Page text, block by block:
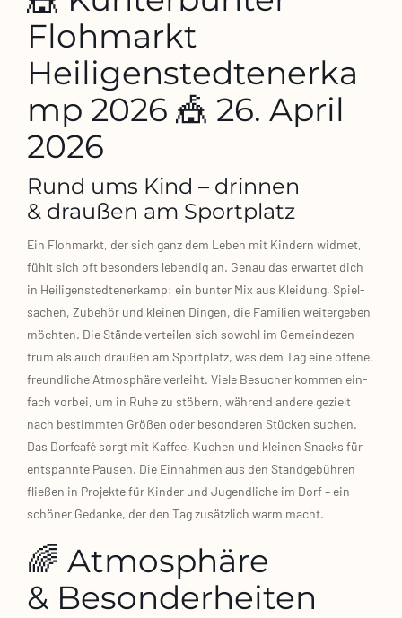
Flohmarkt
Heiligenstedtenerka
mp 2026 🎪 26. April
2026
Rund ums Kind – drinnen
& draußen am Sportplatz
Ein Floh­markt, der sich ganz dem Leben mit Kin­dern wid­met,
fühlt sich oft beson­ders leben­dig an. Genau das erwar­tet dich
in Hei­li­gen­sted­ten­er­kamp: ein bun­ter Mix aus Klei­dung, Spiel­
sa­chen, Zube­hör und klei­nen Din­gen, die Fami­li­en wei­ter­ge­ben
möch­ten. Die Stän­de ver­tei­len sich sowohl im Gemein­de­zen­
trum als auch drau­ßen am Sport­platz, was dem Tag eine offe­ne,
freund­li­che Atmo­sphä­re ver­leiht. Vie­le Besu­cher kom­men ein­
fach vor­bei, um in Ruhe zu stö­bern, wäh­rend ande­re gezielt
nach bestimm­ten Grö­ßen oder beson­de­ren Stü­cken suchen.
Das Dorf­ca­fé sorgt mit Kaf­fee, Kuchen und klei­nen Snacks für
ent­spann­te Pau­sen. Die Ein­nah­men aus den Stand­ge­büh­ren
flie­ßen in Pro­jek­te für Kin­der und Jugend­li­che im Dorf – ein
schö­ner Gedan­ke, der den Tag zusätz­lich warm macht.
🌈 Atmosphäre
& Besonderheiten